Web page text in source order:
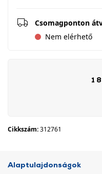
Csomagponton
Nem elérhető
1
Cikkszám:312761
Alaptulajdonságok